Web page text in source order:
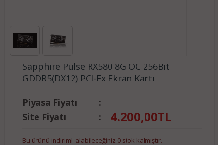
Sapphire Pulse RX580 8G OC 256Bit
GDDR5(DX12) PCI-Ex Ekran Kartı
Piyasa Fiyatı
:
Site Fiyatı
: 4.200,00TL
Bu ürünü indirimli alabileceğiniz 0 stok kalmıştır.